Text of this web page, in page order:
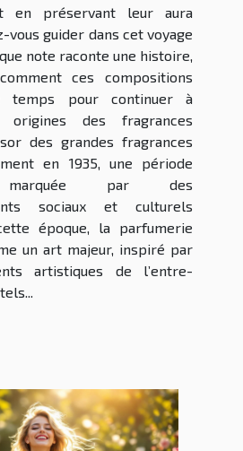
en préservant leur aura
vous guider dans cet voyage
note raconte une histoire,
ces compositions
temps pour continuer à
origines des fragrances
des grandes fragrances
en 1935, une période
marquée par des
sociaux et culturels
époque, la parfumerie
un art majeur, inspiré par
artistiques de l’entre-